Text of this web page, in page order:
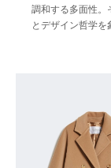
調和する多面性。
とデザイン哲学を